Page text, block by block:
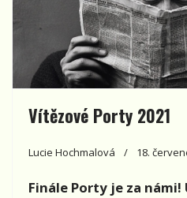
Vítězové Porty 2021
Lucie Hochmalová 18.
Finále Porty je za